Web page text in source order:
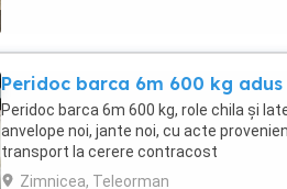
Peridoc barca 6m 600 kg
Peridoc barca 6m 600 kg, role chila și
anvelope noi, jante noi, cu acte
transport la cerere contracost
Zimnicea, Teleorman